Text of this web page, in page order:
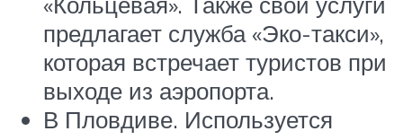
предлагает служба «Эко-такси»,
которая встречает туристов при
выходе из аэропорта.
В Пловдиве. Используется